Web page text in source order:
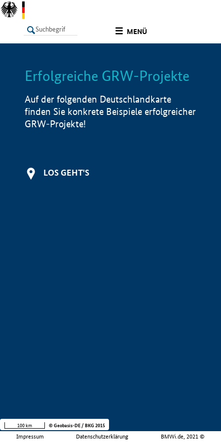
MENÜ
LISTE Info
Erfolgreiche GRW-Projekte
Auf der folgenden Deutschlandkarte
finden Sie konkrete Beispiele erfolgreicher
GRW-Projekte!
LOS GEHT'S
Impressum Datenschutzerklärung BMWi.de, 2021 ©
100 km © Geobasis-DE / BKG 2015